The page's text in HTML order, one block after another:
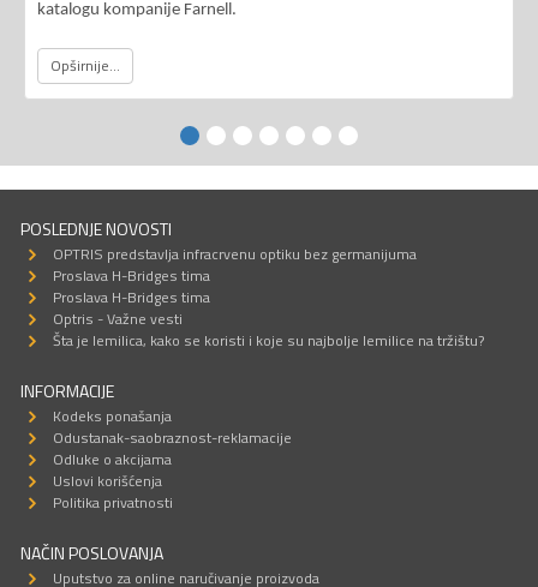
katalogu kompanije Farnell.
Opširnije...
POSLEDNJE NOVOSTI
OPTRIS predstavlja infracrvenu optiku bez germanijuma
Proslava H-Bridges tima
Proslava H-Bridges tima
Optris - Važne vesti
Šta je lemilica, kako se koristi i koje su najbolje lemilice na tržištu?
INFORMACIJE
Kodeks ponašanja
Odustanak-saobraznost-reklamacije
Odluke o akcijama
Uslovi korišćenja
Politika privatnosti
NAČIN POSLOVANJA
Uputstvo za online naručivanje proizvoda